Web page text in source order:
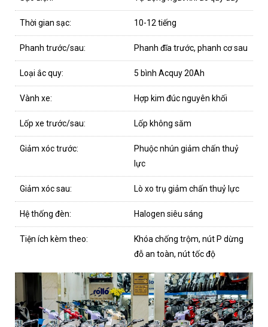
Thời gian sạc: 10-12 tiếng
Phanh trước/sau: Phanh đĩa trước, phanh cơ sau
Loại ắc quy: 5 bình Acquy 20Ah
Vành xe: Hợp kim đúc nguyên khối
Lốp xe trước/sau: Lốp không săm
Giảm xóc trước:
Phuộc nhún giảm chấn thuỷ
lực
Giảm xóc sau: Lò xo trụ giảm chấn thuỷ lực
Hệ thống đèn: Halogen siêu sáng
Tiện ích kèm theo:
Khóa chống trộm, nút P dừng
đỗ an toàn, nút tốc độ